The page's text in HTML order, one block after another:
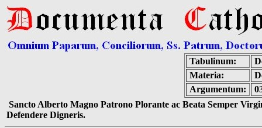
Tabulinum:
Materia:
Argumentum:
Sancto Alberto Magno Patrono Plorante ac Beata Semper
Defendere Digneris.